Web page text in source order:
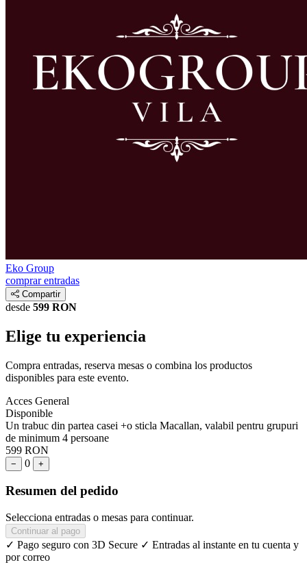
Eko Group
comprar entradas
Compartir
desde 599 RON
Elige tu experiencia
Compra entradas, reserva mesas o combina los productos
disponibles para este evento.
Acces General
Disponible
Un trabuc din partea casei +o sticla Macallan, valabil pentru grupuri
de minimum 4 persoane
599 RON
− 0 +
Resumen del pedido
Selecciona entradas o mesas para continuar.
Continuar al pago
✓ Pago seguro con 3D Secure ✓ Entradas al instante en tu cuenta y
por correo